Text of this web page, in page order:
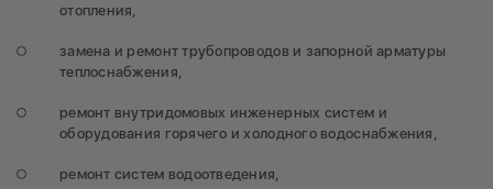
отопления,
замена и ремонт трубопроводов и запорной арматуры
теплоснабжения,
ремонт внутридомовых инженерных систем и
оборудования горячего и холодного водоснабжения,
ремонт систем водоотведения,